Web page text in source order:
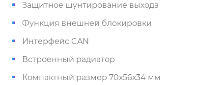
Защитное шунтирование выхода
Функция внешней блокировки
Интерфейс CAN
Встроенный радиатор
Компактный размер 70х56х34 мм